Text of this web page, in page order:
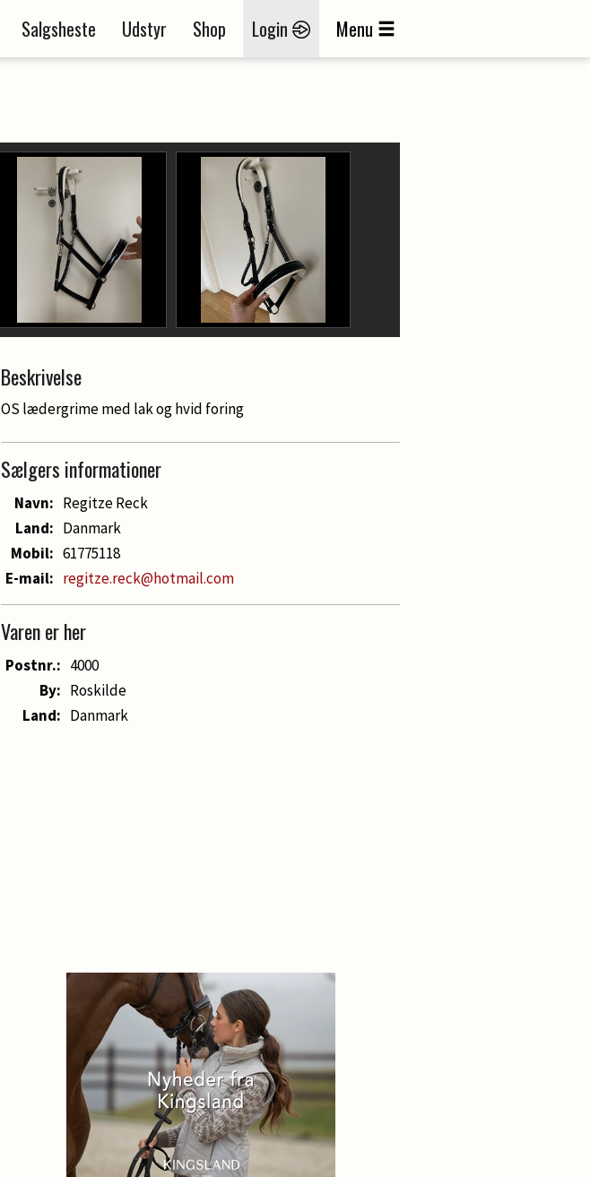
Salgsheste Udstyr Shop Login Menu
Beskrivelse
OS lædergrime med lak og hvid foring
Sælgers informationer
Navn: Regitze Reck
Land: Danmark
Mobil: 61775118
E-mail: regitze.reck@hotmail.com
Varen er her
Postnr.: 4000
By: Roskilde
Land: Danmark